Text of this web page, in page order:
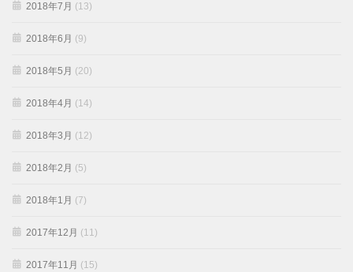
2018年7月 (13)
2018年6月 (9)
2018年5月 (20)
2018年4月 (14)
2018年3月 (12)
2018年2月 (5)
2018年1月 (7)
2017年12月 (11)
2017年11月 (15)